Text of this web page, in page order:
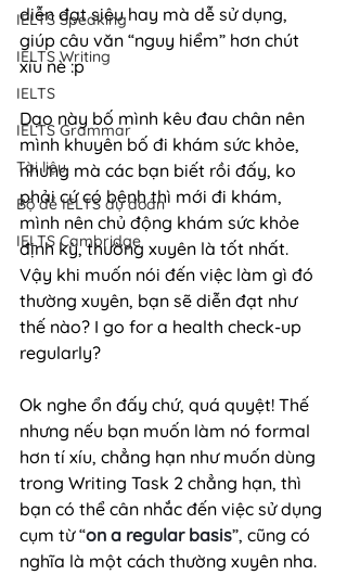
IELTS Speaking
IELTS Writing
IELTS
IELTS Grammar
Tài liệu
Bộ đề IELTS dự đoán
IELTS Cambridge
diễn đạt siêu hay mà dễ sử dụng,
giúp câu văn “nguy hiểm” hơn chút
xíu nè :p
Dạo này bố mình kêu đau chân nên
mình khuyên bố đi khám sức khỏe,
nhưng mà các bạn biết rồi đấy, ko
phải cứ có bệnh thì mới đi khám,
mình nên chủ động khám sức khỏe
định kỳ, thường xuyên là tốt nhất.
Vậy khi muốn nói đến việc làm gì đó
thường xuyên, bạn sẽ diễn đạt như
thế nào? I go for a health check-up
regularly?
Ok nghe ổn đấy chứ, quá quyệt! Thế
nhưng nếu bạn muốn làm nó formal
hơn tí xíu, chẳng hạn như muốn dùng
trong Writing Task 2 chẳng hạn, thì
bạn có thể cân nhắc đến việc sử dụng
cụm từ “on a regular basis”, cũng có
nghĩa là một cách thường xuyên nha.